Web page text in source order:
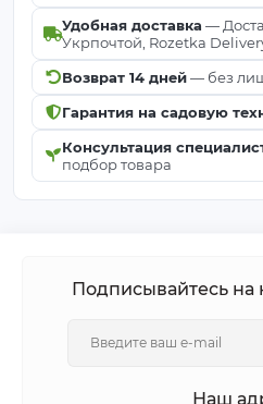
Удобная доставка —
Укрпочтой, Rozetka
Возврат 14 дней— без
Гарантия на садовую
Консультация
подбор товара
Подписывайтесь на
Наш